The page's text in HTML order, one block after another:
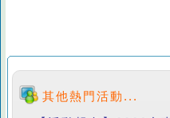
其他熱門活動...